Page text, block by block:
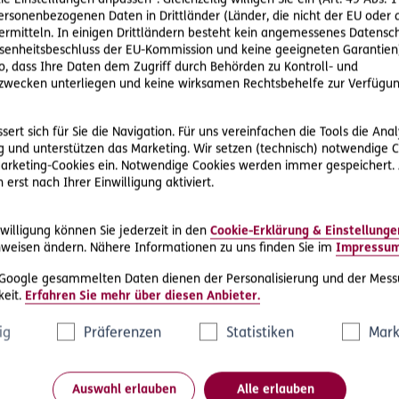
Daten in Drittländer (Länder, die nicht der EU oder
In einigen Drittländern besteht kein angemessenes
der EU-Kommission und keine geeigneten
dass Ihre Daten dem Zugriff durch Behörden zu Kontroll- und
unterliegen und keine wirksamen Rechtsbehelfe zur
sich für Sie die Navigation. Für uns vereinfachen die Tools die
und unterstützen das Marketing. Wir setzen (technisch) notwendige
Cookies ein. Notwendige Cookies werden immer
erst nach Ihrer Einwilligung aktiviert.
können Sie jederzeit in den Cookie-Erklärung &
ändern. Nähere Informationen zu uns finden Sie im
gesammelten Daten dienen der Personalisierung und der
Erfahren Sie mehr über diesen Anbieter.
Präferenzen Statistiken
Auswahl erlauben Alle erlauben
Rechtsschutz-
D.A.S. Direkthilfe®
Sie benötigen ein Schreiben an die
außergerichtliche Lösung an
Rechtsschutzfall melden